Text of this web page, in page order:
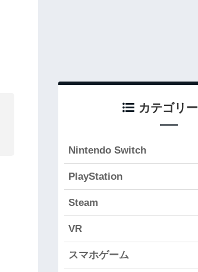
カテゴリー
Nintendo Switch
PlayStation
Steam
VR
スマホゲーム